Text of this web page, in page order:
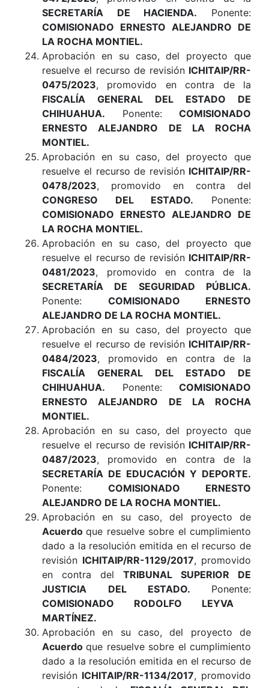
SECRETARÍA DE HACIENDA. Ponente:
COMISIONADO ERNESTO ALEJANDRO DE
LA ROCHA MONTIEL.
Aprobación en su caso, del proyecto que
resuelve el recurso de revisión ICHITAIP/RR-
0475/2023, promovido en contra de la
FISCALÍA GENERAL DEL ESTADO DE
CHIHUAHUA. Ponente: COMISIONADO
ERNESTO ALEJANDRO DE LA ROCHA
MONTIEL.
Aprobación en su caso, del proyecto que
resuelve el recurso de revisión ICHITAIP/RR-
0478/2023, promovido en contra del
CONGRESO DEL ESTADO. Ponente:
COMISIONADO ERNESTO ALEJANDRO DE
LA ROCHA MONTIEL.
Aprobación en su caso, del proyecto que
resuelve el recurso de revisión ICHITAIP/RR-
0481/2023, promovido en contra de la
SECRETARÍA DE SEGURIDAD PÚBLICA.
Ponente: COMISIONADO ERNESTO
ALEJANDRO DE LA ROCHA MONTIEL.
Aprobación en su caso, del proyecto que
resuelve el recurso de revisión ICHITAIP/RR-
0484/2023, promovido en contra de la
FISCALÍA GENERAL DEL ESTADO DE
CHIHUAHUA. Ponente: COMISIONADO
ERNESTO ALEJANDRO DE LA ROCHA
MONTIEL.
Aprobación en su caso, del proyecto que
resuelve el recurso de revisión ICHITAIP/RR-
0487/2023, promovido en contra de la
SECRETARÍA DE EDUCACIÓN Y DEPORTE.
Ponente: COMISIONADO ERNESTO
ALEJANDRO DE LA ROCHA MONTIEL.
Aprobación en su caso, del proyecto de
Acuerdoque resuelve sobre el cumplimiento
dado a la resolución emitida en el recurso de
revisión ICHITAIP/RR-1129/2017, promovido
en contra del TRIBUNAL SUPERIOR DE
JUSTICIA DEL ESTADO. Ponente:
COMISIONADO RODOLFO LEYVA
MARTÍNEZ.
Aprobación en su caso, del proyecto de
Acuerdoque resuelve sobre el cumplimiento
dado a la resolución emitida en el recurso de
revisión ICHITAIP/RR-1134/2017, promovido